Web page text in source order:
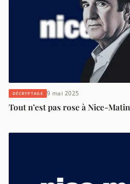
DÉCRYPTAGE 9 mai 2025
Tout n’est pas rose à Nice-Matin